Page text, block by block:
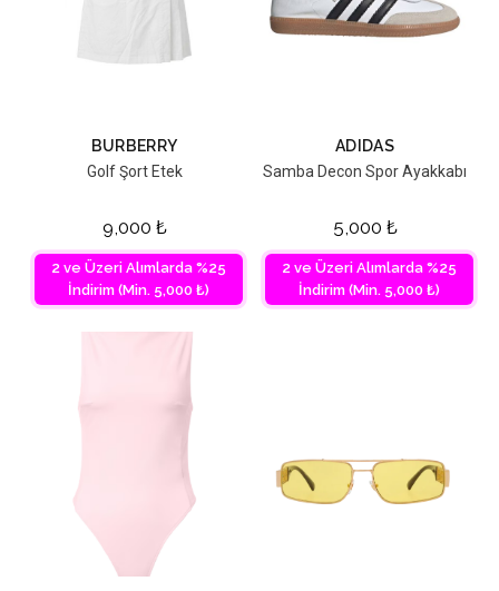
BURBERRY
Golf Şort Etek
9,000 ₺
2 ve Üzeri Alımlarda %25
İndirim (Min. 5,000 ₺)
ADIDAS
Samba Decon Spor Ayakkabı
5,000 ₺
2 ve Üzeri Alımlarda %25
İndirim (Min. 5,000 ₺)